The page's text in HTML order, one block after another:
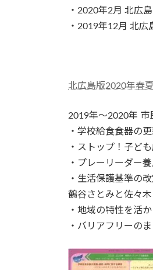
・2020年2月 北広
・2019年12月 北
北広島版2020年春
2019年～2020年 市
・学校給食食器の
・ストップ！子ど
・プレーリーダー
・生活保護基準の
鶴谷さとみと佐々
・地域の特性を活
・バリアフリーの